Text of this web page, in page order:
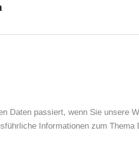
Daten passiert, wenn Sie unsere
Informationen zum Thema